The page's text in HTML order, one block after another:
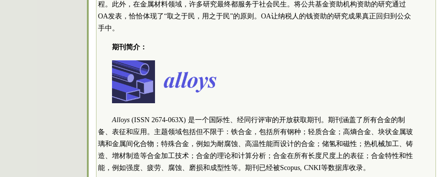
程。此外，在金属材料领域，许多研究最终都服务于社会民生。将公共基金资助机构资助的研究通过
OA发表，恰恰体现了“取之于民，用之于民”的原则。OA让纳税人的钱资助的研究成果真正回归到公众
手中。
期刊简介：
Alloys (ISSN 2674-063X) 是一个国际性、经同行评审的开放获取期刊。期刊涵盖了所有合金的制
备、表征和应用。主题领域包括但不限于：铁合金，包括所有钢种；轻质合金；高熵合金、块状金属玻
璃和金属间化合物；特殊合金，例如为耐腐蚀、高温性能而设计的合金；储氢和磁性；热机械加工、铸
造、增材制造等合金加工技术；合金的理论和计算分析；合金在所有长度尺度上的表征；合金特性和性
能，例如强度、疲劳、腐蚀、磨损和成型性等。期刊已经被Scopus, CNKI等数据库收录。